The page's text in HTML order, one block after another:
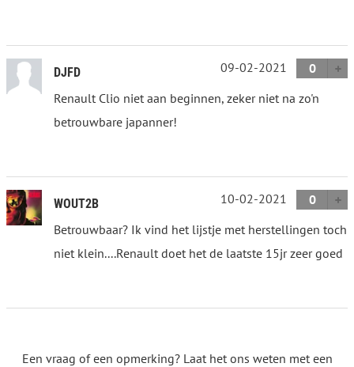
DJFD 09-02-2021
0
Renault Clio niet aan beginnen, zeker niet na zo'n
betrouwbare japanner!
WOUT2B 10-02-2021
0
Betrouwbaar? Ik vind het lijstje met herstellingen toch
niet klein....Renault doet het de laatste 15jr zeer goed
Een vraag of een opmerking? Laat het ons weten met een